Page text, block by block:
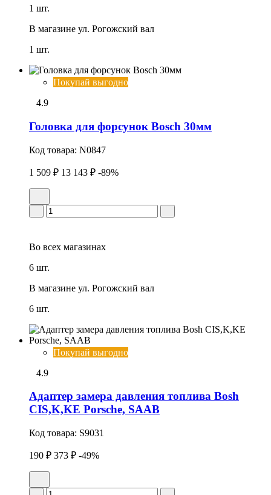
1 шт.
В магазине ул. Рогожский вал
1 шт.
Покупай выгодно
4.9
Головка для форсунок Bosch 30мм
Код товара: N0847
1 509 ₽ 13 143 ₽ -89%
Во всех магазинах
6 шт.
В магазине ул. Рогожский вал
6 шт.
Покупай выгодно
4.9
Адаптер замера давления топлива Bosh
CIS,K,KE Porsche, SAAB
Код товара: S9031
190 ₽ 373 ₽ -49%